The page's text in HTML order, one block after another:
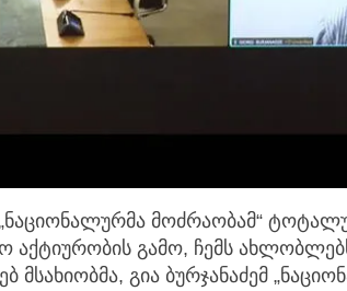
მოძრაობამ“
აქტიურობის გამო, ჩემს
მსახიობმა, გია ბურჯანაძემ